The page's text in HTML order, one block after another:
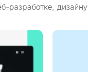
разработке,